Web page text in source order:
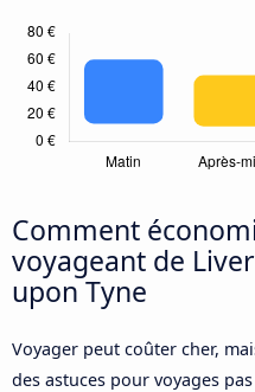
Comment
voyageant de
upon Tyne
Voyager peut coûter cher,
des astuces pour voyages